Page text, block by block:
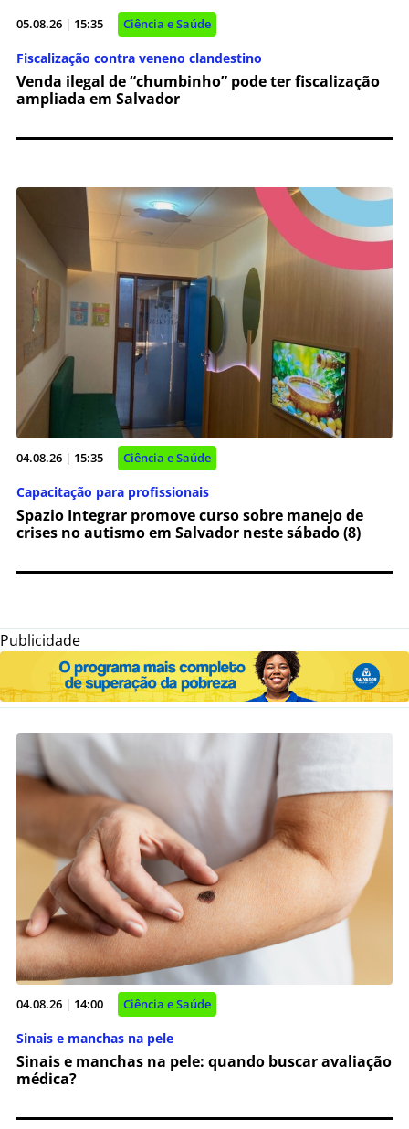
05.08.26 | 15:35 Ciência e Saúde
Fiscalização contra veneno clandestino
Venda ilegal de “chumbinho” pode ter fiscalização
ampliada em Salvador
04.08.26 | 15:35 Ciência e Saúde
Capacitação para profissionais
Spazio Integrar promove curso sobre manejo de
crises no autismo em Salvador neste sábado (8)
Publicidade
04.08.26 | 14:00 Ciência e Saúde
Sinais e manchas na pele
Sinais e manchas na pele: quando buscar avaliação
médica?